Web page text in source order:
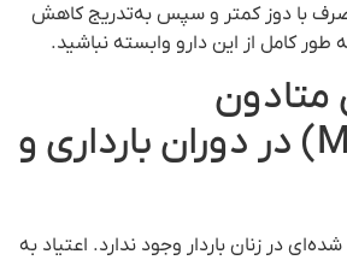
با دوز کمتر و سپس به‌تدریج کاهش
طور کامل از این دارو وابسته نباشید.
(Methadone) در دوران بارداری و
در زنان باردار وجود ندارد. اعتیاد به